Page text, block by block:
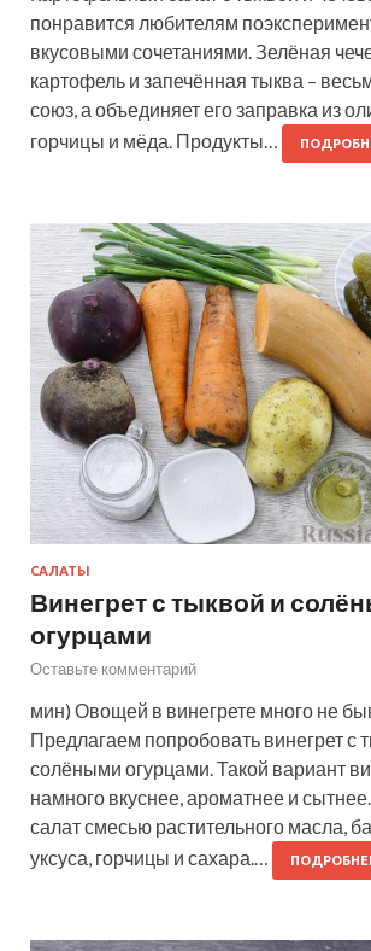
понравится любителям
вкусовыми сочетаниями. Зелёная
картофель и запечённая тыква –
союз, а объединяет его заправка из
горчицы и мёда. Продукты…
САЛАТЫ
Винегрет с тыквой и
огурцами
Оставьте комментарий
мин) Овощей в винегрете много не
Предлагаем попробовать винегрет с
солёными огурцами. Такой вариант
намного вкуснее, ароматнее и
салат смесью растительного масла,
уксуса, горчицы и сахара.…